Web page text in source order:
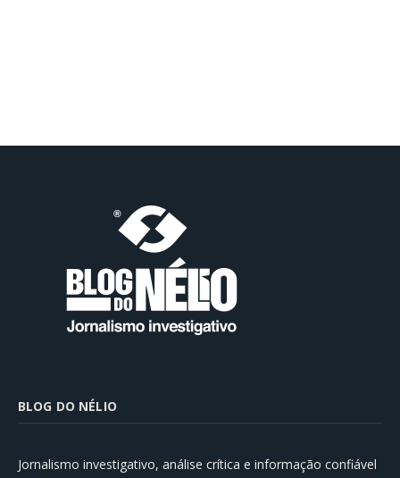
BLOG DO NÉLIO
Jornalismo investigativo, análise crítica e informação confiável